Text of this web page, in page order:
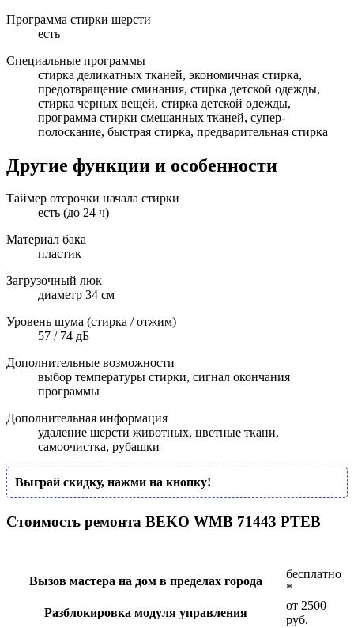
Программа стирки шерсти
есть
Специальные программы
стирка деликатных тканей, экономичная стирка,
предотвращение сминания, стирка детской одежды,
стирка черных вещей, стирка детской одежды,
программа стирки смешанных тканей, супер-
полоскание, быстрая стирка, предварительная стирка
Другие функции и особенности
Таймер отсрочки начала стирки
есть (до 24 ч)
Материал бака
пластик
Загрузочный люк
диаметр 34 см
Уровень шума (стирка / отжим)
57 / 74 дБ
Дополнительные возможности
выбор температуры стирки, сигнал окончания
программы
Дополнительная информация
удаление шерсти животных, цветные ткани,
самоочистка, рубашки
Выграй скидку, нажми на кнопку!
Стоимость ремонта BEKO WMB 71443 PTEB
Вызов мастера на дом в пределах города
бесплатно
*
Разблокировка модуля управления
от 2500
руб.